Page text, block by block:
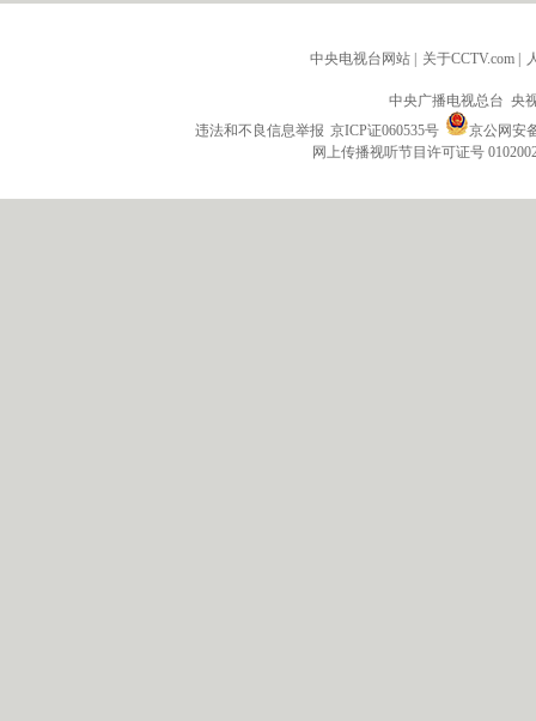
中央电视台网站 | 关于CCTV.com |
中央广播电视总台 央
违法和不良信息举报 京ICP证060535号
京公网安
网上传播视听节目许可证号